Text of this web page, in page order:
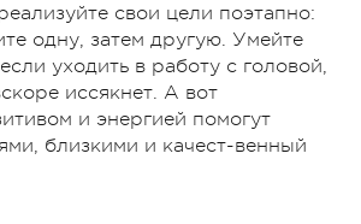
свои цели поэтапно:
одну, затем другую. Умейте
уходить в работу с головой,
иссякнет. А вот
и энергией помогут
близкими и качест-венный